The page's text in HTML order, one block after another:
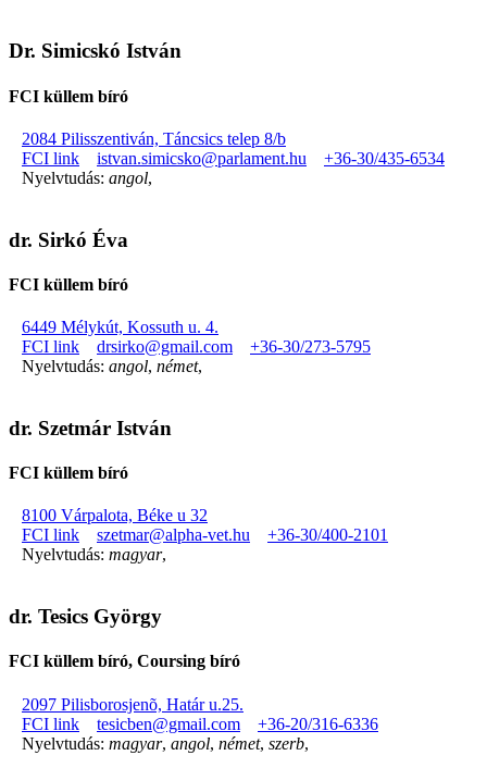
Dr. Simicskó István
FCI küllem bíró
2084 Pilisszentiván, Táncsics telep 8/b
FCI link
istvan.simicsko@parlament.hu
+36-30/435-6534
Nyelvtudás: angol,
dr. Sirkó Éva
FCI küllem bíró
6449 Mélykút, Kossuth u. 4.
FCI link
drsirko@gmail.com
+36-30/273-5795
Nyelvtudás: angol, német,
dr. Szetmár István
FCI küllem bíró
8100 Várpalota, Béke u 32
FCI link
szetmar@alpha-vet.hu
+36-30/400-2101
Nyelvtudás: magyar,
dr. Tesics György
FCI küllem bíró, Coursing bíró
2097 Pilisborosjenõ, Határ u.25.
FCI link
tesicben@gmail.com
+36-20/316-6336
Nyelvtudás: magyar, angol, német, szerb,